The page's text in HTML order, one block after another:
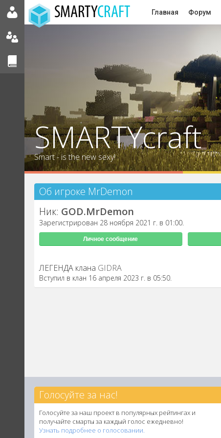
Главная Форум
SMARTYcraft
Smart - is the new sexy!
Об игроке MrDemon
Ник: GOD.MrDemon
Зарегистрирован 28 ноября 2021 г. в 01:00.
Личное сообщение
ЛЕГЕНДА клана GIDRA
Вступил в клан 16 апреля 2023 г. в 05:50.
Голосуйте за нас!
Голосуйте за наш проект в популярных рейтингах и
получайте смарты за каждый голос ежедневно!
Узнать подробнее о голосовании.